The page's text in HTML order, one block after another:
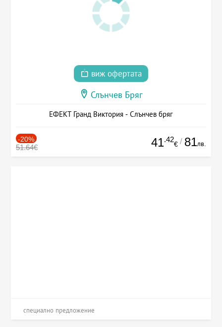
виж офертата
Слънчев Бряг
ЕФЕКТ Гранд Виктория - Слънчев бряг
-20%
51.64€ 41.42
€ / 81лв.
специално предложение